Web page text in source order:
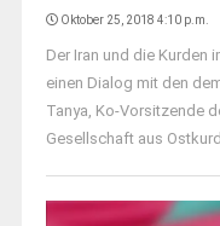
Oktober 25, 2018 4:10 p.m.
Der Iran und die Kurden
einen Dialog mit den
Tanya, Ko-Vorsitzende
Gesellschaft aus